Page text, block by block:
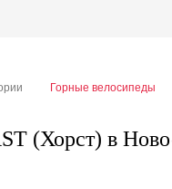
Горные велосипеды
(Хорст) в